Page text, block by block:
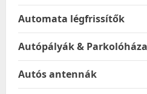
Automata légfrissítők
Autópályák &
Autós antennák